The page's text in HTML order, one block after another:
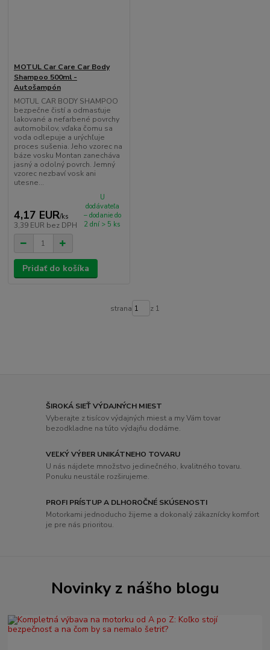
MOTUL Car Care Car Body
Shampoo 500ml -
Autošampón
MOTUL CAR BODY SHAMPOO
bezpečne čistí a odmasťuje
lakované a nefarbené povrchy
automobilov, vďaka čomu sa
voda odlepuje a urýchľuje
proces sušenia. Jeho vzorec na
báze vosku Montan zanecháva
jasný a odolný povrch. Jemný
vzorec nezbaví vosk ani
utesne...
4,17 EUR/ks
3,39 EUR bez DPH
U
dodávateľa
– dodanie do
2 dní > 5 ks
Pridať do košíka
strana z 1
ŠIROKÁ SIEŤ VÝDAJNÝCH MIEST
Vyberajte z tisícov výdajných miest a my Vám tovar
bezodkladne na túto výdajňu dodáme.
VEĽKÝ VÝBER UNIKÁTNEHO TOVARU
U nás nájdete množstvo jedinečného, ​​kvalitného tovaru.
Ponuku neustále rozširujeme.
PROFI PRÍSTUP A DLHOROČNÉ SKÚSENOSTI
Motorkami jednoducho žijeme a dokonalý zákaznícky komfort
je pre nás prioritou.
Novinky z nášho blogu